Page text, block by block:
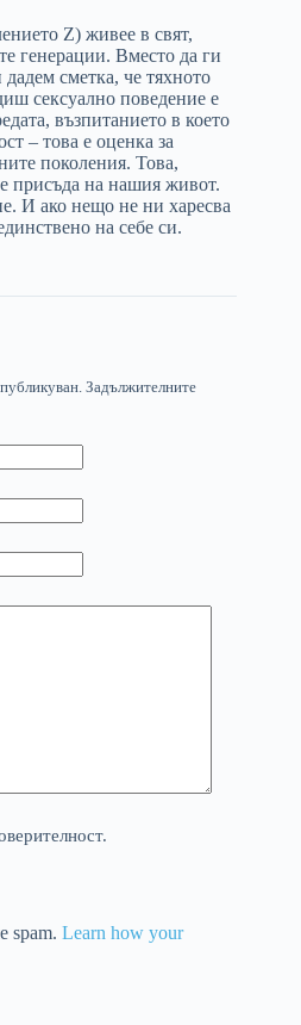
Z) живее в свят,
генерации. Вместо да ги
сметка, че тяхното
сексуално поведение е
възпитанието в което
– това е оценка за
поколения. Това,
присъда на нашия живот.
И ако нещо не ни харесва
на себе си.
Задължителните
spam. Learn how your